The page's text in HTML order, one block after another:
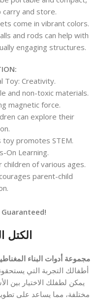
carry and store.
come in vibrant colors.
and rods can help with
engaging structures.
Toy: Creativity.
and non-toxic materials.
magnetic force.
can explore their
toy promotes STEM.
On Learning.
children of various ages.
parent-child
الكتل
مجموعة أدوات البناء
أطفالك التجربة التي
يمكن لطفلك الاختيار بين
مختلفة، مما يساعد على